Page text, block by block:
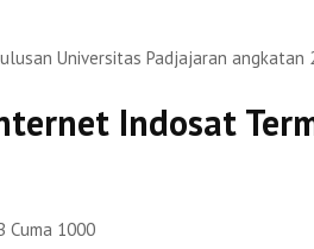
Universitas Padjajaran
Indosat